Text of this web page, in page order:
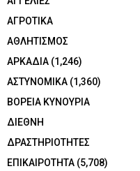
ΑΓΡΟΤΙΚΑ
ΑΘΛΗΤΙΣΜΟΣ
ΑΡΚΑΔΙΑ (1,246)
ΑΣΤΥΝΟΜΙΚΑ (1,360)
ΒΟΡΕΙΑ ΚΥΝΟΥΡΙΑ
ΔΙΕΘΝΗ
ΔΡΑΣΤΗΡΙΟΤΗΤΕΣ
ΕΠΙΚΑΙΡΟΤΗΤΑ (5,708)